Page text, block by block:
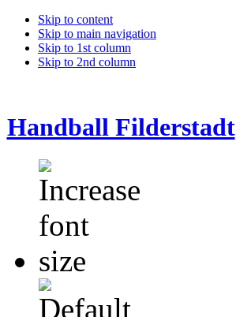
Skip to content
Skip to main navigation
Skip to 1st column
Skip to 2nd column
Handball Filderstadt